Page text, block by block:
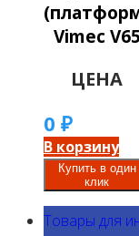
Vimec V65
ЦЕНА
0 ₽
В корзину
Купить в один
клик
Товары для